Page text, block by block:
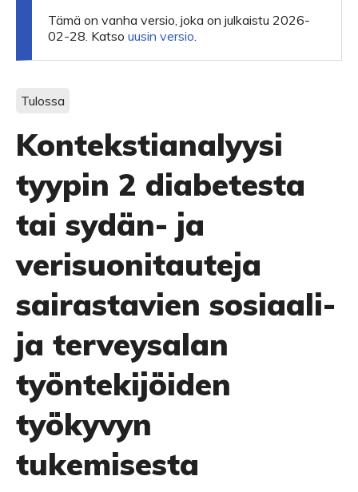
Tämä on vanha versio, joka on julkaistu 2026-
02-28. Katso uusin versio.
Tulossa
Kontekstianalyysi
tyypin 2 diabetesta
tai sydän- ja
verisuonitauteja
sairastavien sosiaali-
ja terveysalan
työntekijöiden
työkyvyn
tukemisesta